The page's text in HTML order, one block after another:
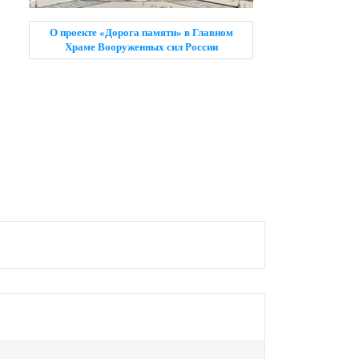
О проекте «Дорога памяти» в Главном
Храме Вооруженных сил России